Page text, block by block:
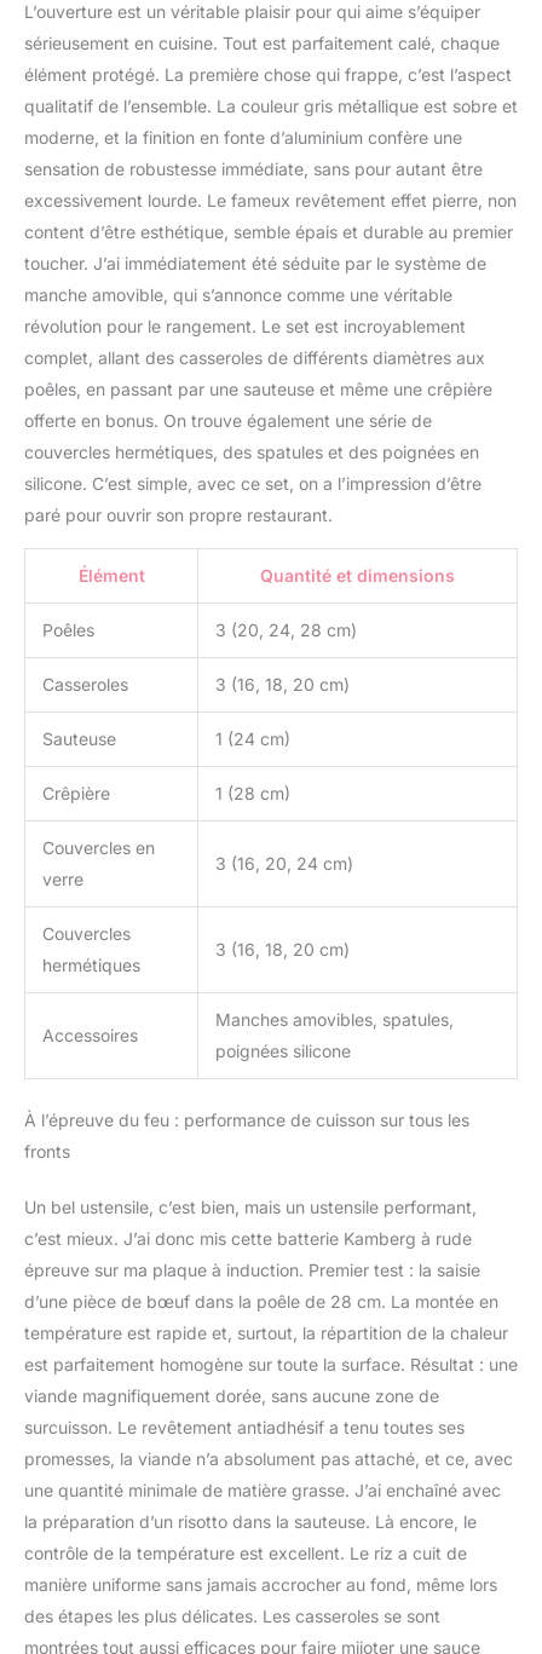
équipée d'un revêtement
pierre anti adhérent 3
couches résistant aux
rayures produit 1: Tous
feux dont induction +
(sans les poignées
amovibles ou silicones)
produit 1: Cuisine saine
et naturelle sans matière
grasse/ nettoyage après
utilisation ultra rapide
produit 2: La collection
Kamberg est certifiée
tout types de feux:
électriques et
vitrocéramique produit 2:
Equipée d'un manche
amovible, cette crêpière
rangement. produit 2:
Entretien: passe au lave-
vaisselle produit 2:
Découvrez aussi la
gamme complète sur le
Kamberg Store Amazon
(en cliquant sur le nom
de la marque au dessous
du titre produit)
L’ouverture est un véritable plaisir pour qui aime s’équiper
sérieusement en cuisine. Tout est parfaitement calé, chaque
élément protégé. La première chose qui frappe, c’est l’aspect
qualitatif de l’ensemble. La couleur gris métallique est sobre et
moderne, et la finition en fonte d’aluminium confère une
sensation de robustesse immédiate, sans pour autant être
excessivement lourde. Le fameux revêtement effet pierre, non
content d’être esthétique, semble épais et durable au premier
toucher. J’ai immédiatement été séduite par le système de
manche amovible, qui s’annonce comme une véritable
révolution pour le rangement. Le set est incroyablement
complet, allant des casseroles de différents diamètres aux
poêles, en passant par une sauteuse et même une crêpière
offerte en bonus. On trouve également une série de
couvercles hermétiques, des spatules et des poignées en
silicone. C’est simple, avec ce set, on a l’impression d’être
paré pour ouvrir son propre restaurant.
Élément Quantité et dimensions
Poêles 3 (20, 24, 28 cm)
Casseroles 3 (16, 18, 20 cm)
Sauteuse 1 (24 cm)
Crêpière 1 (28 cm)
Couvercles en
verre
3 (16, 20, 24 cm)
Couvercles
hermétiques
3 (16, 18, 20 cm)
Accessoires
Manches amovibles, spatules,
poignées silicone
À l’épreuve du feu : performance de cuisson sur tous les
fronts
Un bel ustensile, c’est bien, mais un ustensile performant,
c’est mieux. J’ai donc mis cette batterie Kamberg à rude
épreuve sur ma plaque à induction. Premier test : la saisie
d’une pièce de bœuf dans la poêle de 28 cm. La montée en
température est rapide et, surtout, la répartition de la chaleur
est parfaitement homogène sur toute la surface. Résultat : une
viande magnifiquement dorée, sans aucune zone de
surcuisson. Le revêtement antiadhésif a tenu toutes ses
promesses, la viande n’a absolument pas attaché, et ce, avec
une quantité minimale de matière grasse. J’ai enchaîné avec
la préparation d’un risotto dans la sauteuse. Là encore, le
contrôle de la température est excellent. Le riz a cuit de
manière uniforme sans jamais accrocher au fond, même lors
des étapes les plus délicates. Les casseroles se sont
montrées tout aussi efficaces pour faire mijoter une sauce